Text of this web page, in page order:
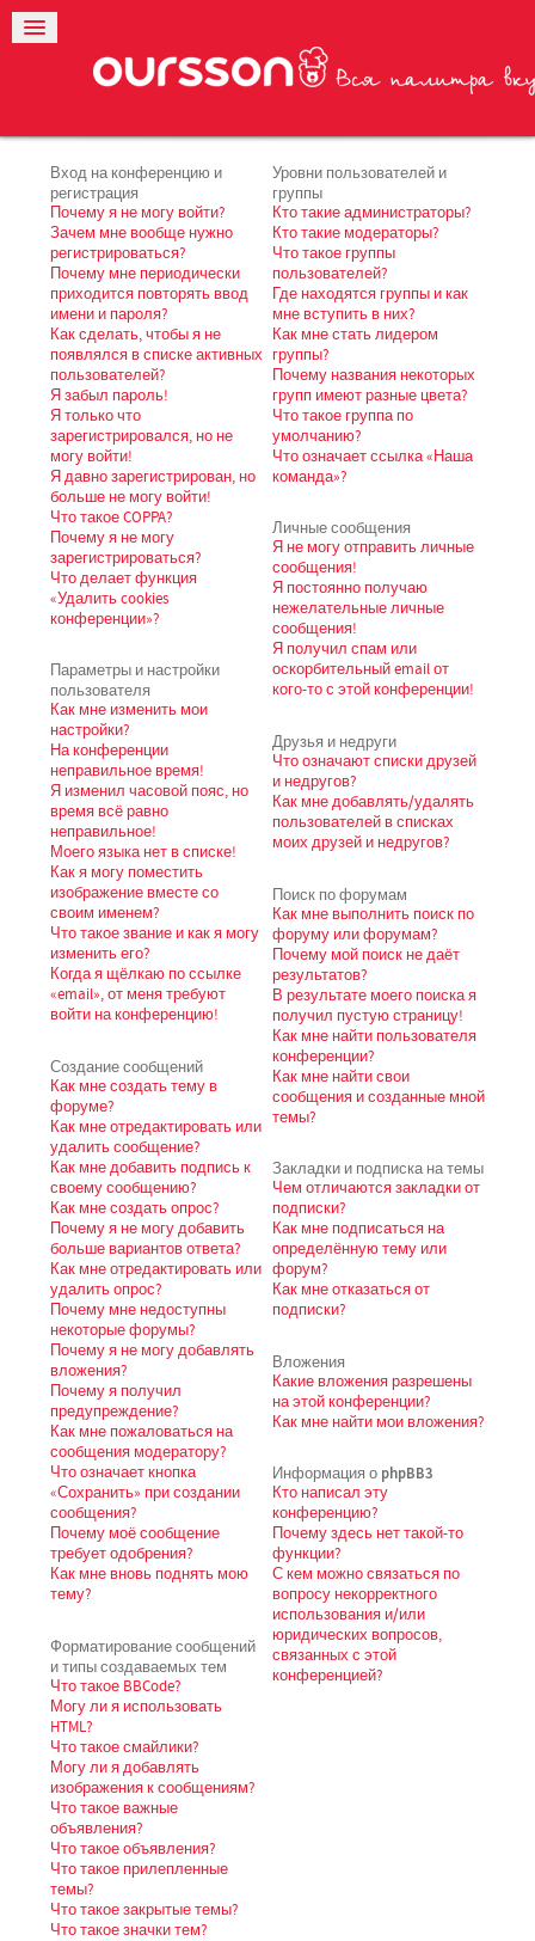
Вход на конференцию и
регистрация
Почему я не могу войти?
Зачем мне вообще нужно
регистрироваться?
Почему мне периодически
приходится повторять ввод
имени и пароля?
Как сделать, чтобы я не
появлялся в списке активных
пользователей?
Я забыл пароль!
Я только что
зарегистрировался, но не
могу войти!
Я давно зарегистрирован, но
больше не могу войти!
Что такое COPPA?
Почему я не могу
зарегистрироваться?
Что делает функция
«Удалить cookies
конференции»?
Параметры и настройки
пользователя
Как мне изменить мои
настройки?
На конференции
неправильное время!
Я изменил часовой пояс, но
время всё равно
неправильное!
Моего языка нет в списке!
Как я могу поместить
изображение вместе со
своим именем?
Что такое звание и как я могу
изменить его?
Когда я щёлкаю по ссылке
«email», от меня требуют
войти на конференцию!
Создание сообщений
Как мне создать тему в
форуме?
Как мне отредактировать или
удалить сообщение?
Как мне добавить подпись к
своему сообщению?
Как мне создать опрос?
Почему я не могу добавить
больше вариантов ответа?
Как мне отредактировать или
удалить опрос?
Почему мне недоступны
некоторые форумы?
Почему я не могу добавлять
вложения?
Почему я получил
предупреждение?
Как мне пожаловаться на
сообщения модератору?
Что означает кнопка
«Сохранить» при создании
сообщения?
Почему моё сообщение
требует одобрения?
Как мне вновь поднять мою
тему?
Форматирование сообщений
и типы создаваемых тем
Что такое BBCode?
Могу ли я использовать
HTML?
Что такое смайлики?
Могу ли я добавлять
изображения к сообщениям?
Что такое важные
объявления?
Что такое объявления?
Что такое прилепленные
темы?
Что такое закрытые темы?
Что такое значки тем?
Уровни пользователей и
группы
Кто такие администраторы?
Кто такие модераторы?
Что такое группы
пользователей?
Где находятся группы и как
мне вступить в них?
Как мне стать лидером
группы?
Почему названия некоторых
групп имеют разные цвета?
Что такое группа по
умолчанию?
Что означает ссылка «Наша
команда»?
Личные сообщения
Я не могу отправить личные
сообщения!
Я постоянно получаю
нежелательные личные
сообщения!
Я получил спам или
оскорбительный email от
кого-то с этой конференции!
Друзья и недруги
Что означают списки друзей
и недругов?
Как мне добавлять/удалять
пользователей в списках
моих друзей и недругов?
Поиск по форумам
Как мне выполнить поиск по
форуму или форумам?
Почему мой поиск не даёт
результатов?
В результате моего поиска я
получил пустую страницу!
Как мне найти пользователя
конференции?
Как мне найти свои
сообщения и созданные мной
темы?
Закладки и подписка на темы
Чем отличаются закладки от
подписки?
Как мне подписаться на
определённую тему или
форум?
Как мне отказаться от
подписки?
Вложения
Какие вложения разрешены
на этой конференции?
Как мне найти мои вложения?
Информация о phpBB3
Кто написал эту
конференцию?
Почему здесь нет такой-то
функции?
С кем можно связаться по
вопросу некорректного
использования и/или
юридических вопросов,
связанных с этой
конференцией?